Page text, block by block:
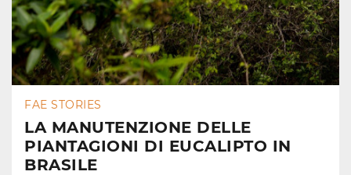
FAE STORIES
LA MANUTENZIONE DELLE
PIANTAGIONI DI EUCALIPTO IN
BRASILE